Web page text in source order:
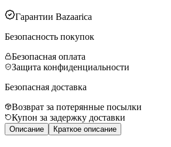
Гарантии Bazaarica
Безопасность покупок
Безопасная оплата
Защита конфиденциальности
Безопасная доставка
Возврат за потерянные посылки
Купон за задержку доставки
Описание Краткое описание